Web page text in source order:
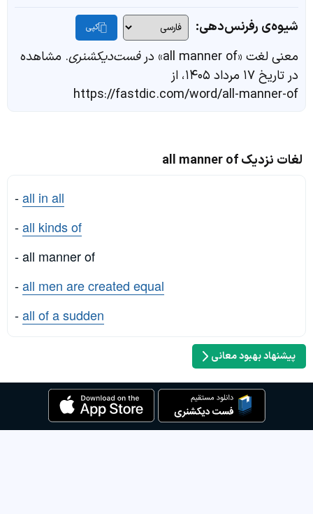
شیوه‌ی رفرنس‌دهی: کپی
معنی لغت «all manner of» در فست‌دیکشنری. مشاهده
در تاریخ ۱۷ مرداد ۱۴۰۵، از
https://fastdic.com/word/all-manner-of
لغات نزدیک all manner of
-all in all
-all kinds of
- all manner of
-all men are created equal
-all of a sudden
پیشنهاد بهبود معانی